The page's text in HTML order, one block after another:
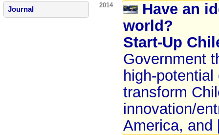
Journal
2014
Have an
world?
Start-Up
Government
high-
transform
innovation/
America, and